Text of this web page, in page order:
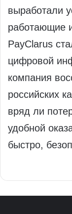
выработали
работающие
PayClarus
цифровой
компания
российских
вряд ли
удобной
быстро,